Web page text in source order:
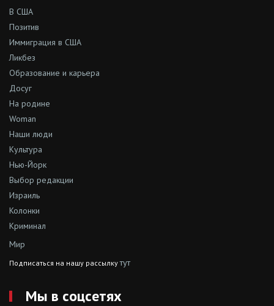
В США
Позитив
Иммиграция в США
Ликбез
Образование и карьера
Досуг
На родине
Woman
Наши люди
Культура
Нью-Йорк
Выбор редакции
Израиль
Колонки
Криминал
Мир
Подписаться на нашу рассылкутут
Мы в соцсетях